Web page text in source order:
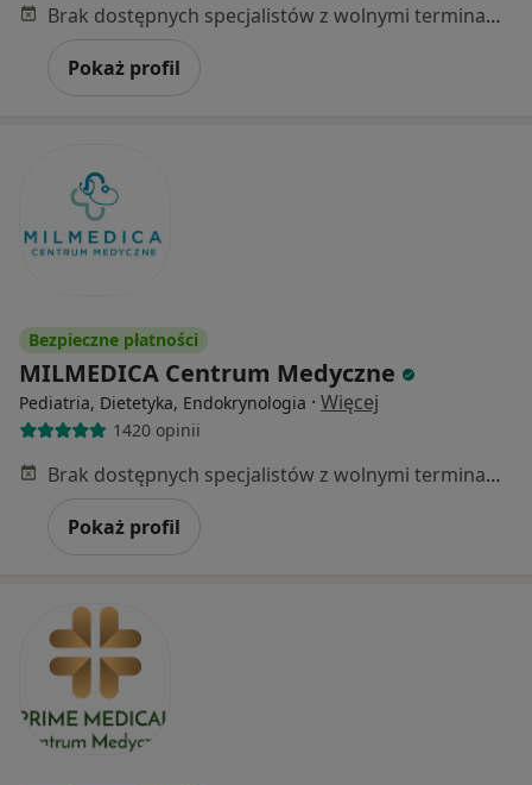
Brak dostępnych specjalistów z wolnymi terminami w tym centrum medycznym.
Pokaż profil
Bezpieczne płatności
MILMEDICA Centrum Medyczne
Pediatria, Dietetyka, Endokrynologia · Więcej
1420 opinii
Brak dostępnych specjalistów z wolnymi terminami w tym centrum medycznym.
Pokaż profil